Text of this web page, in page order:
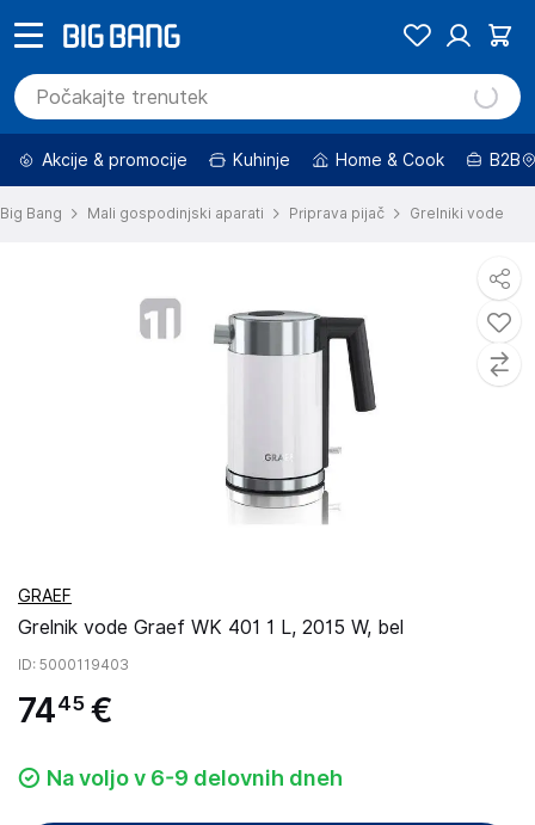
Akcije & promocije Kuhinje Home & Cook B2B
Big Bang Mali gospodinjski aparati Priprava pijač Grelniki vode
GRAEF
Grelnik vode Graef WK 401 1 L, 2015 W, bel
ID: 5000119403
7445 €
Na voljo v 6-9 delovnih dneh